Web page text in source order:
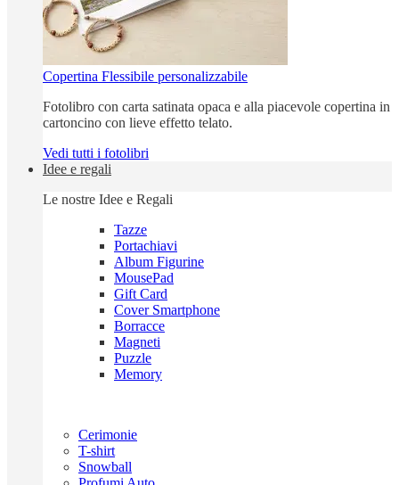
Copertina Flessibile personalizzabile
Fotolibro con carta satinata opaca e alla piacevole copertina in
cartoncino con lieve effetto telato.
Vedi tutti i fotolibri
Idee e regali
Le nostre Idee e Regali
Tazze
Portachiavi
Album Figurine
MousePad
Gift Card
Cover Smartphone
Borracce
Magneti
Puzzle
Memory
Cerimonie
T-shirt
Snowball